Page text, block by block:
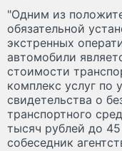
"Одним из
обязательной
экстренных
автомобили
стоимости
комплекс услуг по
свидетельства о
транспортного
тысяч рублей до
собеседник